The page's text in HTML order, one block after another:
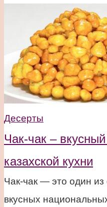
Десерты
Чак-чак –
казахской кухни
Чак-чак — это один
вкусных